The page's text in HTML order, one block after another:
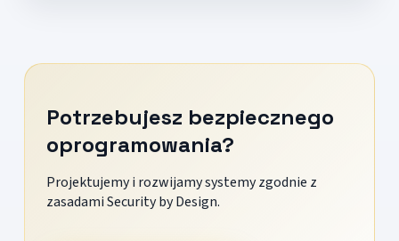
Potrzebujesz bezpiecznego
oprogramowania?
Projektujemy i rozwijamy systemy zgodnie z
zasadami Security by Design.